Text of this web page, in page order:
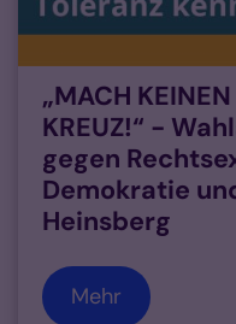
„MACH
KREUZ!“ -
gegen
Demokratie
Heinsberg
Mehr